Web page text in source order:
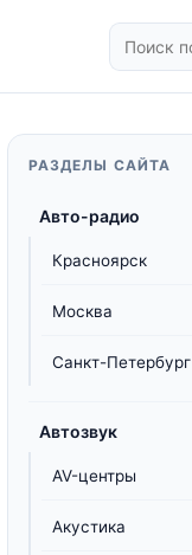
РАЗДЕЛЫ САЙТА
Авто-радио
Красноярск
Москва
Санкт-Петербург
Автозвук
AV-центры
Акустика